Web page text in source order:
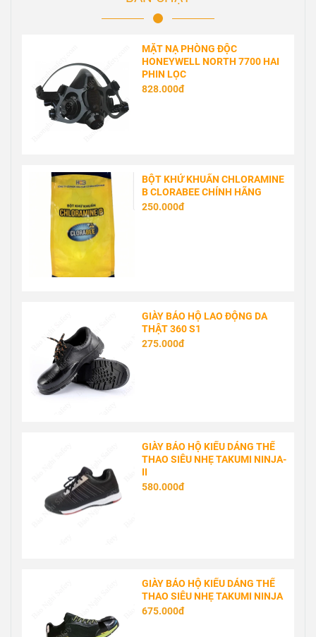
MẶT NẠ PHÒNG ĐỘC
HONEYWELL NORTH 7700 HAI
PHIN LỌC
828.000đ
BỘT KHỬ KHUẨN CHLORAMINE
B CLORABEE CHÍNH HÃNG
250.000đ
GIÀY BẢO HỘ LAO ĐỘNG DA
THẬT 360 S1
275.000đ
GIÀY BẢO HỘ KIỂU DÁNG THỂ
THAO SIÊU NHẸ TAKUMI NINJA-
II
580.000đ
GIÀY BẢO HỘ KIỂU DÁNG THỂ
THAO SIÊU NHẸ TAKUMI NINJA
675.000đ